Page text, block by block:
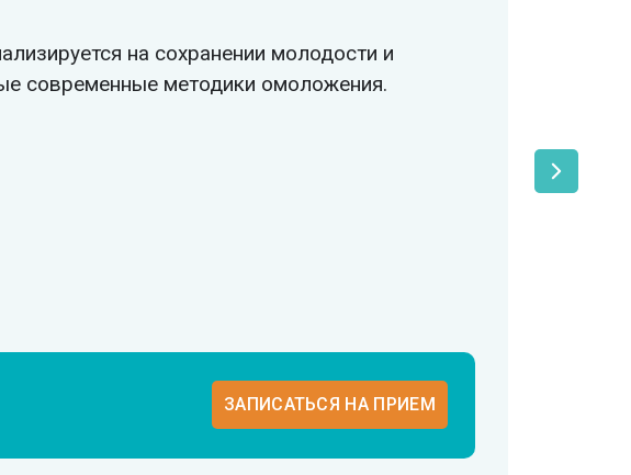
на сохранении молодости и
современные методики омоложения.
ЗАПИСАТЬСЯ НА ПРИЕМ